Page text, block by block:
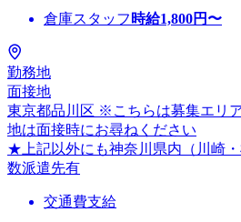
倉庫スタッフ 時給1,800円〜
勤務地
面接地
東京都品川区 ※こちらは募集エリ
地は面接時にお尋ねください
★上記以外にも神奈川県内（川崎
数派遣先有
交通費支給